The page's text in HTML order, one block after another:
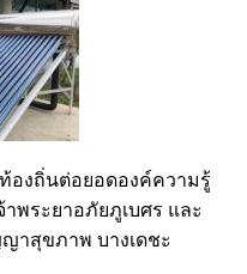
องถิ่นต่อยอดองค์ความรู้
พระยาอภัยภูเบศร และ
าสุขภาพ บางเดชะ